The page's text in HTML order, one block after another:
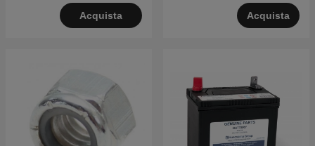
Acquista Acquista